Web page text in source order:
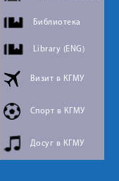
Библиотека
Library (ENG)
Визит в КГМУ
Спорт в КГМУ
Досуг в КГМУ